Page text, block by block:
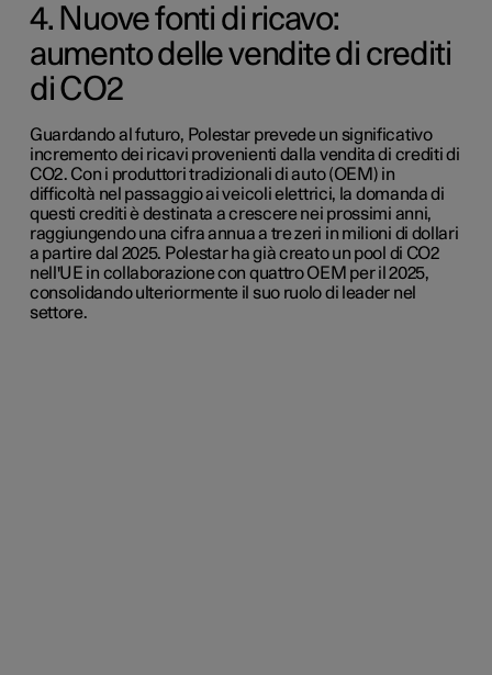
4. Nuove fonti di ricavo:
aumento delle vendite di crediti
di CO2
Guardando al futuro, Polestar prevede un significativo
incremento dei ricavi provenienti dalla vendita di crediti di
CO2. Con i produttori tradizionali di auto (OEM) in
difficoltà nel passaggio ai veicoli elettrici, la domanda di
questi crediti è destinata a crescere nei prossimi anni,
raggiungendo una cifra annua a tre zeri in milioni di dollari
a partire dal 2025. Polestar ha già creato un pool di CO2
nell'UE in collaborazione con quattro OEM per il 2025,
consolidando ulteriormente il suo ruolo di leader nel
settore.